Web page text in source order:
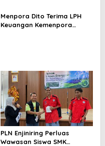
Menpora Dito Terima LPH
Keuangan Kemenpora
PLN Enjiniring Perluas
Wawasan Siswa SMK